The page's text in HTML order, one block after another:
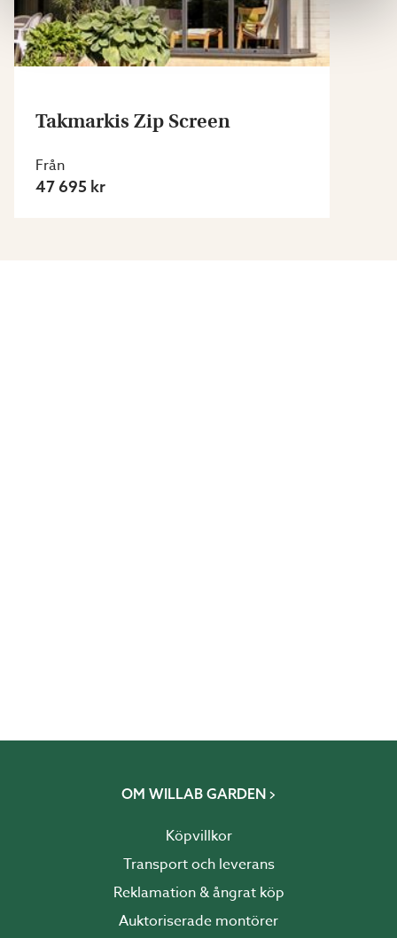
Takmarkis Zip Screen
Från
47 695 kr
OM WILLAB GARDEN
Köpvillkor
Transport och leverans
Reklamation & ångrat köp
Auktoriserade montörer